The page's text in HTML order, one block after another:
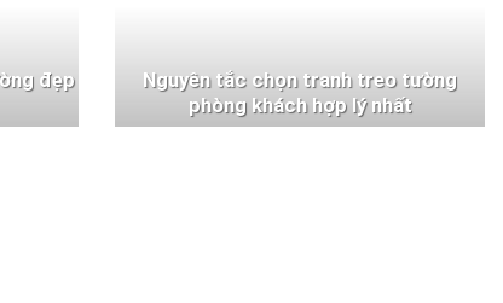
đẹp
Nguyên tắc chọn tranh treo tường
phòng khách hợp lý nhất